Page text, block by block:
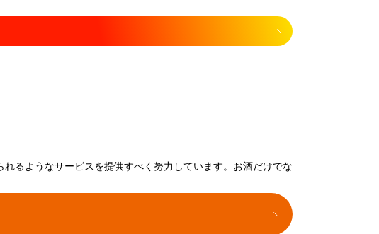
るようなサービスを提供すべく努力しています。お酒だけでな